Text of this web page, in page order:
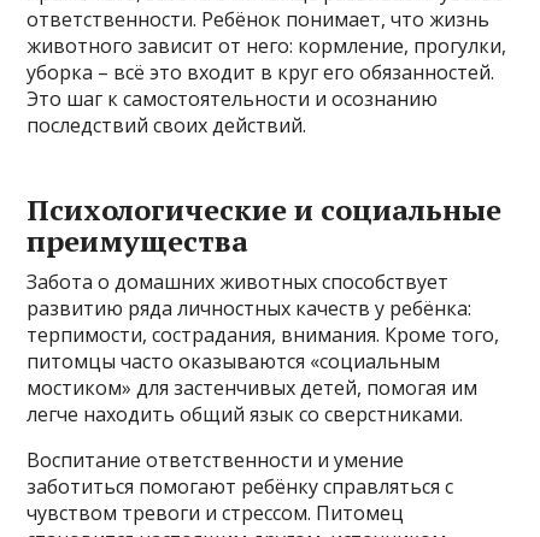
ответственности. Ребёнок понимает, что жизнь
животного зависит от него: кормление, прогулки,
уборка – всё это входит в круг его обязанностей.
Это шаг к самостоятельности и осознанию
последствий своих действий.
Психологические и социальные
преимущества
Забота о домашних животных способствует
развитию ряда личностных качеств у ребёнка:
терпимости, сострадания, внимания. Кроме того,
питомцы часто оказываются «социальным
мостиком» для застенчивых детей, помогая им
легче находить общий язык со сверстниками.
Воспитание ответственности и умение
заботиться помогают ребёнку справляться с
чувством тревоги и стрессом. Питомец